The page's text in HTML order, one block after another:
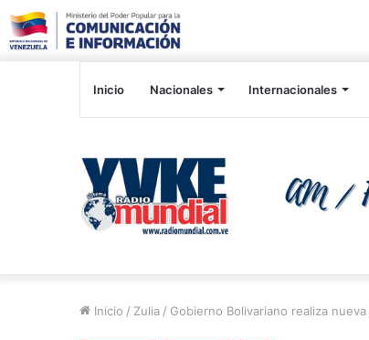
Inicio Nacionales Internacionales
Inicio / Zulia / Gobierno Bolivariano realiza